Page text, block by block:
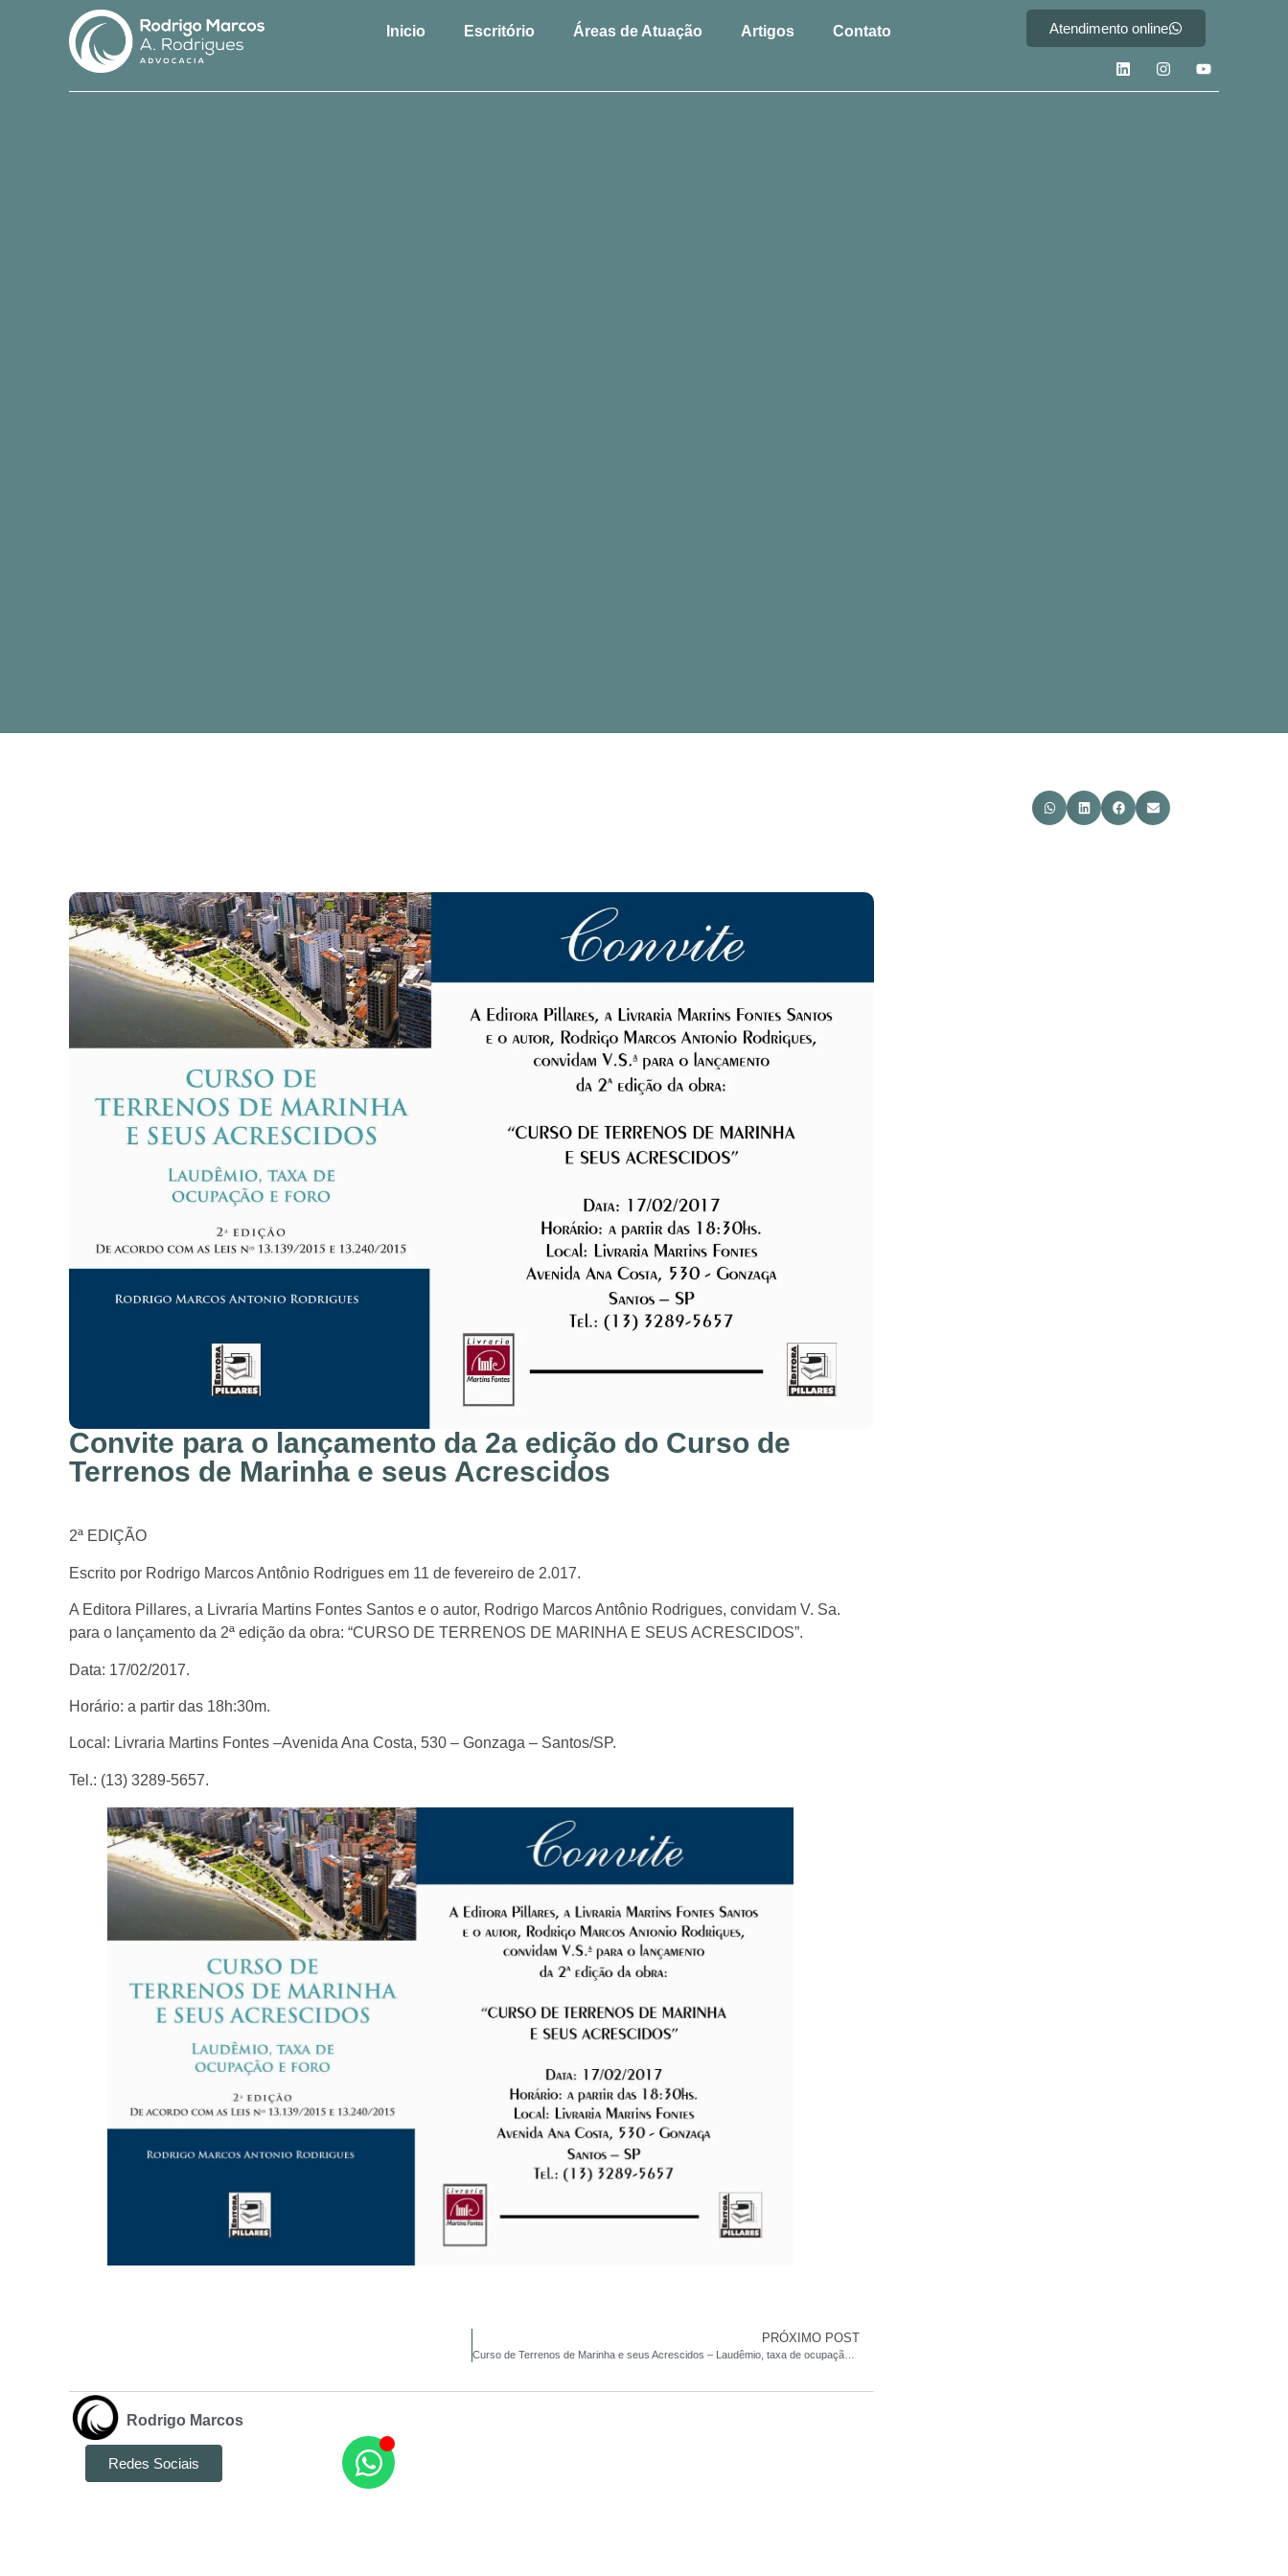
Inicio Escritório Áreas de Atuação Artigos Contato Atendimento online
Convite para o lançamento da 2a edição do Curso de
Terrenos de Marinha e seus Acrescidos
2ª EDIÇÃO
Escrito por Rodrigo Marcos Antônio Rodrigues em 11 de fevereiro de 2.017.
A Editora Pillares, a Livraria Martins Fontes Santos e o autor, Rodrigo Marcos Antônio Rodrigues, convidam V. Sa.
para o lançamento da 2ª edição da obra: “CURSO DE TERRENOS DE MARINHA E SEUS ACRESCIDOS”.
Data: 17/02/2017.
Horário: a partir das 18h:30m.
Local: Livraria Martins Fontes –Avenida Ana Costa, 530 – Gonzaga – Santos/SP.
Tel.: (13) 3289-5657.
PRÓXIMO POST
Curso de Terrenos de Marinha e seus Acrescidos – Laudêmio, taxa de ocupação e foro
Rodrigo Marcos
Redes Sociais